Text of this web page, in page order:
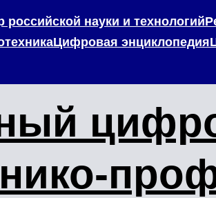
науки и технологий
Цифровая энциклопедия